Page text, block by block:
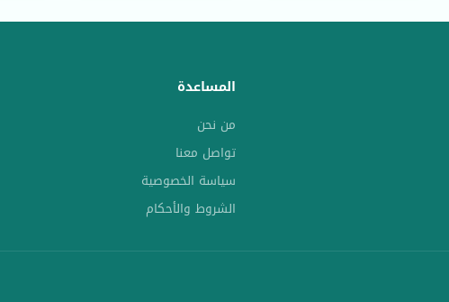
المساعدة
من نحن
تواصل معنا
سياسة الخصوصية
الشروط والأحكام